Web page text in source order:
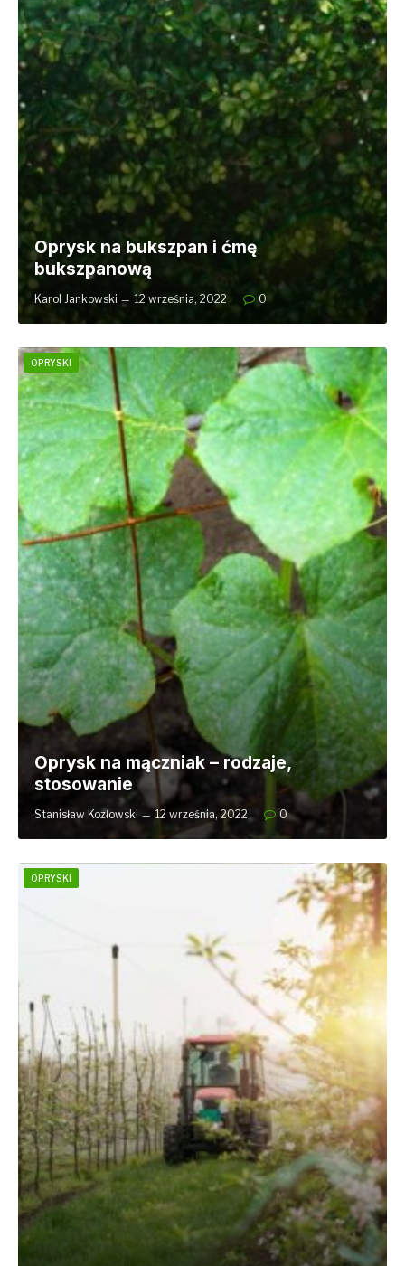
Oprysk na bukszpan i ćmę
bukszpanową
Karol Jankowski 12 września, 2022 0
OPRYSKI
Oprysk na mączniak – rodzaje,
stosowanie
Stanisław Kozłowski 12 września, 2022 0
OPRYSKI